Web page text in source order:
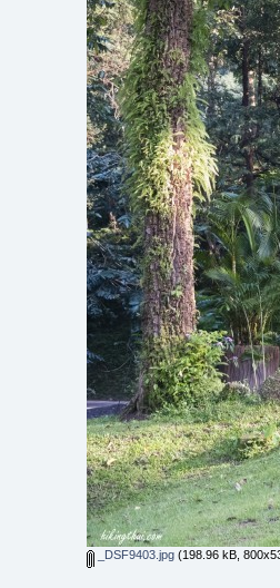
_DSF9403.jpg(198.96 kB,